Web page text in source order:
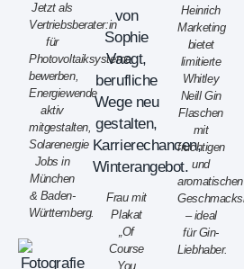
Jetzt als
Vertriebsberater:in
für
Photovoltaiksysteme
bewerben,
Energiewende
aktiv
mitgestalten,
Solarenergie
Jobs in
München
& Baden-
Württemberg.
Frau mit
Plakat
„Of
Course
You
Heinrich
Marketing
bietet
limitierte
Whitley
Neill Gin
Flaschen
mit
fruchtigen
und
aromatischen
– ideal
für Gin-
Liebhaber.